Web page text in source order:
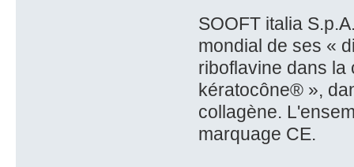
SOOFT italia
mondial de ses «
riboflavine dans la
kératocône® »,
collagène.
marquage CE.